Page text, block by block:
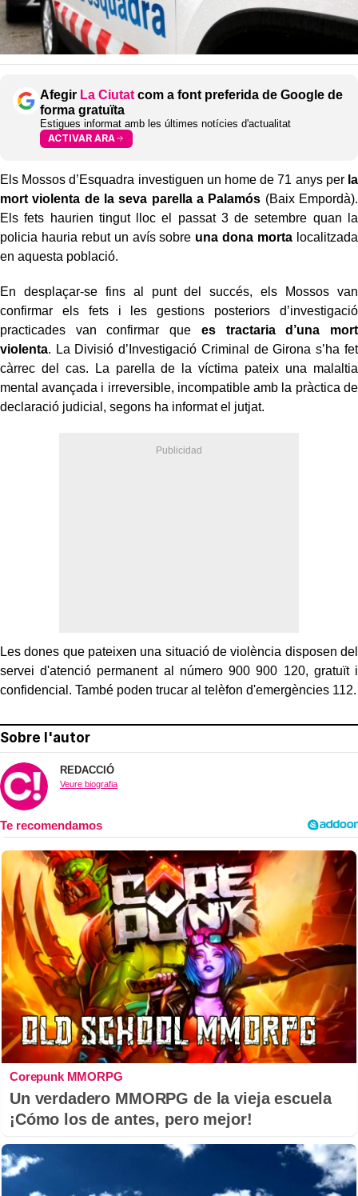
Afegir La Ciutat com a font preferida de Google de
forma gratuïta
Estigues informat amb les últimes notícies d'actualitat
ACTIVAR ARA
Els Mossos d’Esquadra investiguen un home de 71 anys per la
mort violenta de la seva parella a Palamós (Baix Empordà).
Els fets haurien tingut lloc el passat 3 de setembre quan la
policia hauria rebut un avís sobre una dona morta localitzada
en aquesta població.
En desplaçar-se fins al punt del succés, els Mossos van
confirmar els fets i les gestions posteriors d’investigació
practicades van confirmar que es tractaria d’una mort
violenta. La Divisió d’Investigació Criminal de Girona s’ha fet
càrrec del cas. La parella de la víctima pateix una malaltia
mental avançada i irreversible, incompatible amb la pràctica de
declaració judicial, segons ha informat el jutjat.
Les dones que pateixen una situació de violència disposen del
servei d'atenció permanent al número 900 900 120, gratuït i
confidencial. També poden trucar al telèfon d'emergències 112.
Sobre l'autor
REDACCIÓ
Veure biografia
Corepunk MMORPG
Un verdadero MMORPG de la vieja escuela
¡Cómo los de antes, pero mejor!